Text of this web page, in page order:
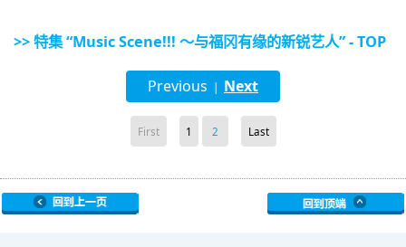
>> 特集 “Music Scene!!! 〜与福冈有缘的新锐艺人” - TOP
Previous | Next
First 1 2 Last